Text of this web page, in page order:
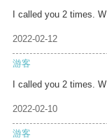
I called you 2 times. W
2022-02-12
游客
I called you 2 times. W
2022-02-10
游客